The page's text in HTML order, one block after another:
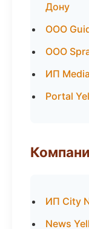
Дону
ООО
ООО
ИП
Portal
ИП City
News